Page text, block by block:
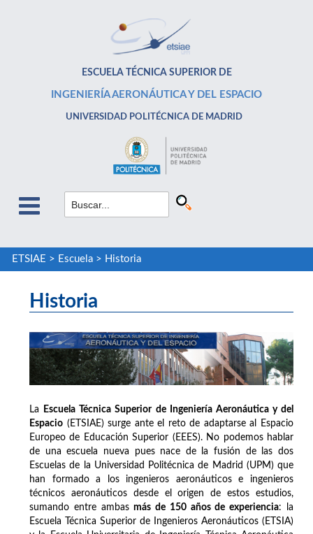
ESCUELA TÉCNICA SUPERIOR DE
INGENIERÍA AERONÁUTICA Y DEL ESPACIO
UNIVERSIDAD POLITÉCNICA DE MADRID
ETSIAE > Escuela> Historia
Historia
La
Escuela Técnica Superior de Ingeniería Aeronáutica y del
Espacio (ETSIAE) surge ante el reto de adaptarse al Espacio
Europeo de Educación Superior (EEES). No podemos hablar
de una escuela nueva pues nace de la fusión de las dos
Escuelas de la Universidad Politécnica de Madrid (UPM) que
han formado a los ingenieros aeronáuticos e ingenieros
técnicos aeronáuticos desde el origen de estos estudios,
sumando entre ambasmás de 150 años de experiencia: la
Escuela Técnica Superior de Ingenieros Aeronáuticos (ETSIA)